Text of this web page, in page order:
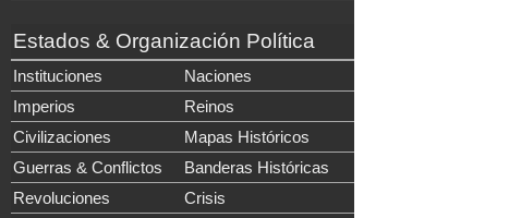
Estados & Organización Política
Instituciones
Naciones
Imperios
Reinos
Civilizaciones
Mapas Históricos
Guerras & Conflictos
Banderas Históricas
Revoluciones
Crisis